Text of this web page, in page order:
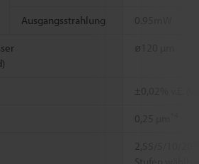
Ausgangsstrahlung 0.95mW
ø120 µm
±0,02% v.E.
0,25 µm
2,55/5/10/
Stufen